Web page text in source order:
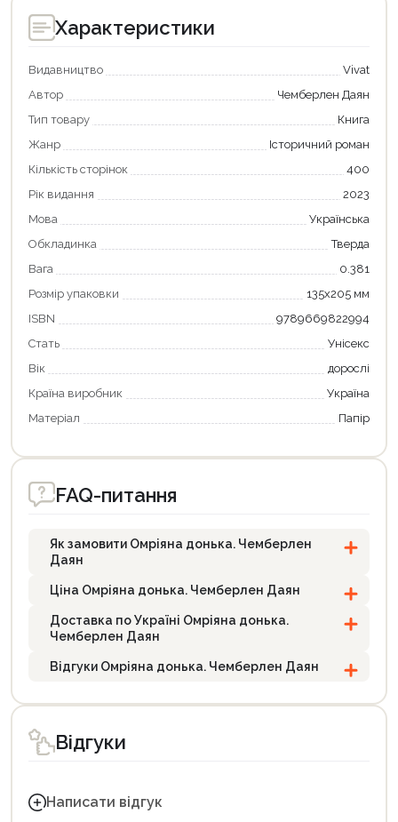
Характеристики
Видавництво
Vivat
Автор
Чемберлен Даян
Тип товару
Книга
Жанр
Історичний роман
Кількість сторінок
400
Рік видання
2023
Мова
Українська
Обкладинка
Тверда
Вага
0.381
Розмір упаковки
135х205 мм
ISBN
9789669822994
Стать
Унісекс
Вік
дорослі
Країна виробник
Україна
Матеріал
Папір
FAQ-питання
Як замовити Омріяна донька. Чемберлен
Даян
Ціна Омріяна донька. Чемберлен Даян
Доставка по Україні Омріяна донька.
Чемберлен Даян
Відгуки Омріяна донька. Чемберлен Даян
Відгуки
Написати відгук
Продовжити покупки